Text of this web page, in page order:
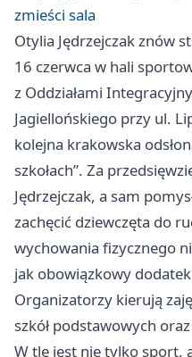
zmieści sala
Otylia Jędrzejczak znów
16 czerwca w hali
z Oddziałami
Jagiellońskiego przy ul.
kolejna krakowska
szkołach”. Za
Jędrzejczak, a sam
zachęcić dziewczęta do
wychowania fizycznego
jak obowiązkowy
Organizatorzy kierują
szkół podstawowych
W tle jest nie tylko sport,